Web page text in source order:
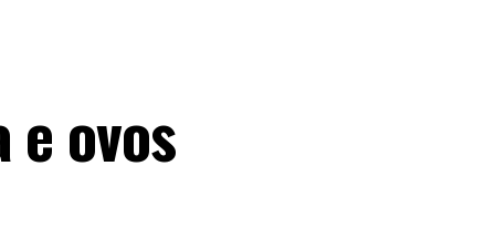
ovos